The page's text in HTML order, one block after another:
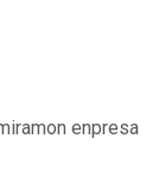
enpresa